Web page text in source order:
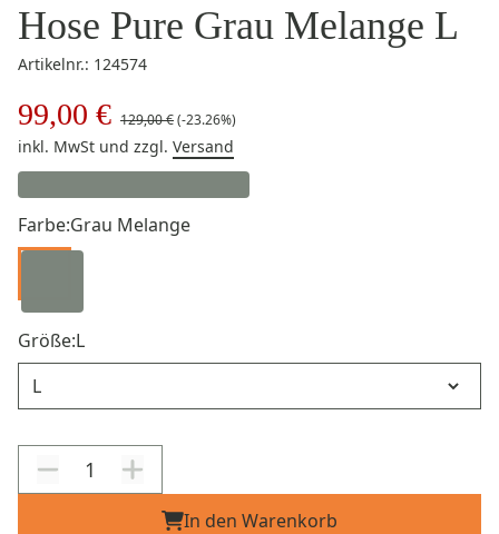
Hose Pure Grau Melange L
Artikelnr.: 124574
99,00 € 129,00 €(-23.26%)
inkl. MwSt und zzgl. Versand
Farbe:Grau Melange
Größe:L
In den Warenkorb